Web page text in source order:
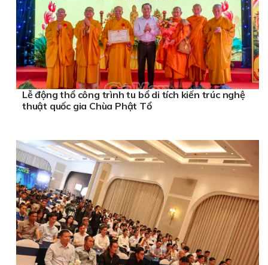
Lễ động thổ công trình tu bổ di tích kiến trúc nghệ
thuật quốc gia Chùa Phật Tổ